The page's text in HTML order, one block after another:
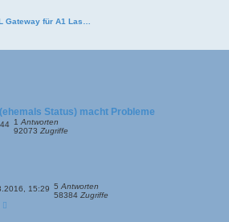
Gateway für A1 Las…
Status) macht Probleme
1 Antworten
92073 Zugriffe
15:29 5 Antworten
58384 Zugriffe